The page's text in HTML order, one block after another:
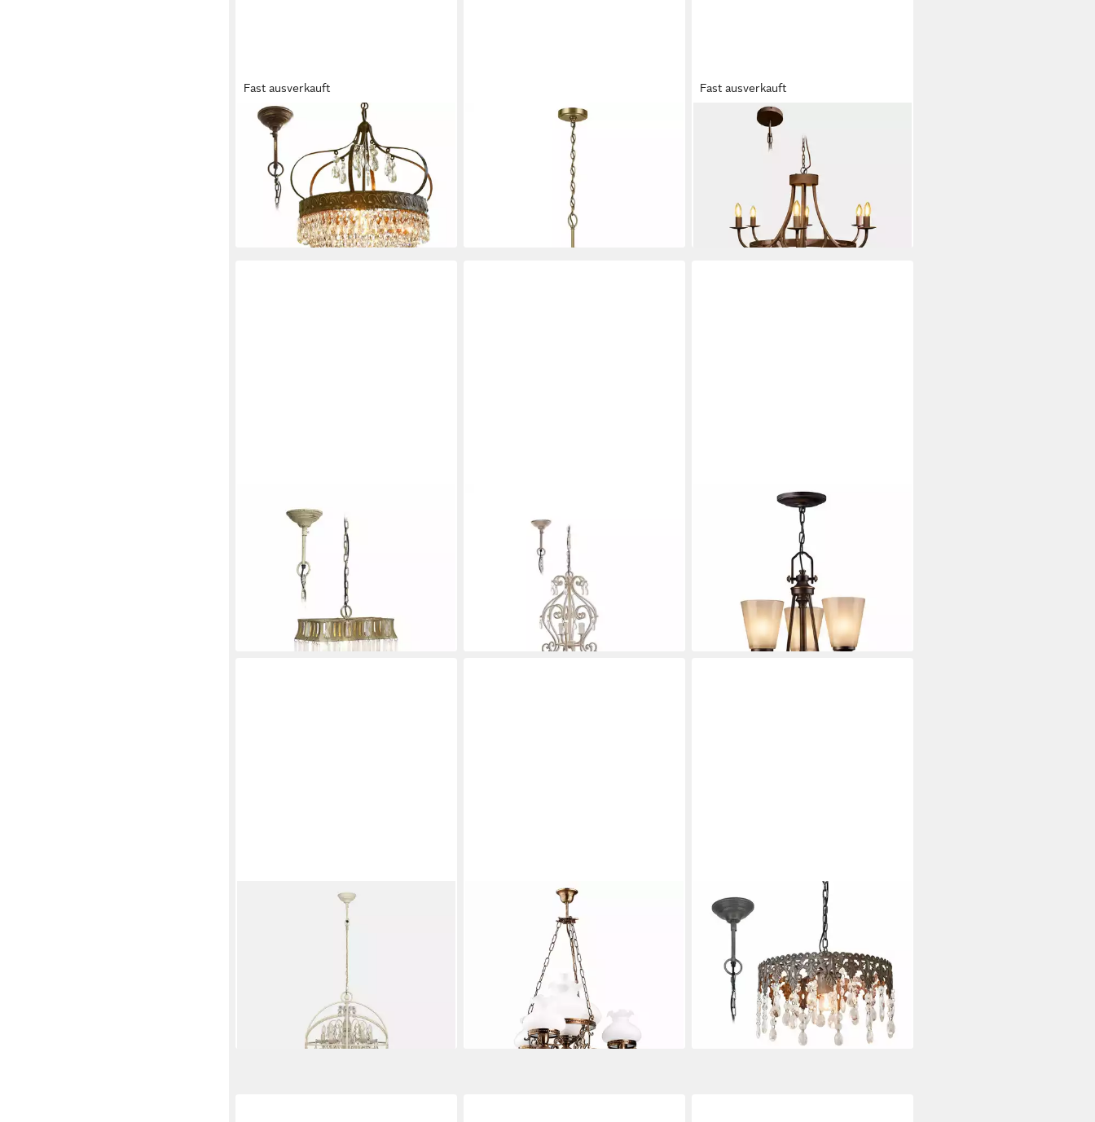
Fast ausverkauft
MIRABEAU
Kronleuchter Kronleuchter Margelieu
antikmessing/klar
228,00 €
lieferbar - in 3-4 Werktagen bei dir
LICHT-ERLEBNISSE
Kronleuchter VIKA, ohne
Leuchtmittel, Glas Metall E27 50,2
cm breit H: max. 144,4 cm in Messing
lieferbar - in 3-4 Werktagen bei dir
Fast ausverkauft
Kronleuchter Leuchter Montarouse
lieferbar in 3 Wochen
Kronleuchter Hängelampe Ocean
antikcreme
lieferbar - in 4-5 Werktagen bei dir
Kronleuchter Leuchter Manor
lieferbar - in 3-4 Werktagen bei dir
LICHT-ERLEBNISSE
Kronleuchter ANABELL 7, ohne
Leuchtmittel, Bronze Beige Metall
Glas 3-flammig E27 L:40,6 cm
höhenverstellbar
264,95 €
lieferbar - in 3-4 Werktagen bei dir
lieferbar - in 7-9 Werktagen bei dir
Kronleuchter Antik Verona 4-
flammig Landhaus Messing Sofort,
LED wechselbar, 4-flammig, Antikes
Design, Dekorative Glas-Schirme
UVP 499,00 €
lieferbar - in 8-10 Werktagen bei dir
MIRABEAU
Kronleuchter Hängelampe Escoire
antikgrau/klar
128,00 €
lieferbar - in 4-5 Werktagen bei dir